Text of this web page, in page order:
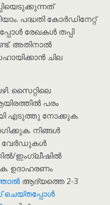
പദ്ധതി കോർഡിനേറ്റ്
രേഖകൾ തപ്പി
അതിനാൽ
ചില
സൈറ്റിലെ
പരം
എടുത്തു നോക്കുക.
നിങ്ങൾ
വേർഡുകൾ
ഇംഗ്ലീഷിൽ
ഉദാഹരണം
ആദ്യത്തെ 2-3
ചെയ്തപ്പോൾ